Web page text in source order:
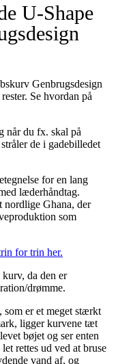
U-Shape
Genbrugsdesign
Se hvordan på
når du fx. skal på
de i gadebilledet
for en lang
læderhåndtag.
nordlige Ghana, der
som
for trin her.
da den er
drømme.
er et meget stærkt
ligger kurvene tæt
bøjet og ser enten
rettes ud ved at bruse
vand af, og